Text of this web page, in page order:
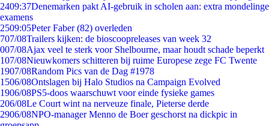
2409:37Denemarken pakt AI-gebruik in scholen aan: extra mondelinge
examens
2509:05Peter Faber (82) overleden
707/08Trailers kijken: de bioscoopreleases van week 32
007/08Ajax veel te sterk voor Shelbourne, maar houdt schade beperkt
107/08Nieuwkomers schitteren bij ruime Europese zege FC Twente
1907/08Random Pics van de Dag #1978
1506/08Ontslagen bij Halo Studios na Campaign Evolved
1906/08PS5-doos waarschuwt voor einde fysieke games
206/08Le Court wint na nerveuze finale, Pieterse derde
2906/08NPO-manager Menno de Boer geschorst na dickpic in